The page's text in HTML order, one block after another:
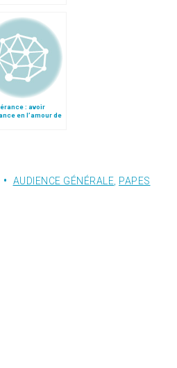
: avoir
en l’amour de
AUDIENCE GÉNÉRALE PAPES